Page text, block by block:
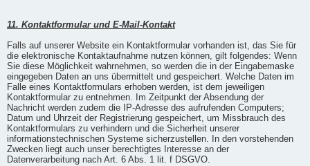
11. Kontaktformular und E-Mail-Kontakt
Falls auf unserer Website ein Kontaktformular vorhanden ist, das Sie für
die elektronische Kontaktaufnahme nutzen können, gilt folgendes: Wenn
Sie diese Möglichkeit wahrnehmen, so werden die in der Eingabemaske
eingegeben Daten an uns übermittelt und gespeichert. Welche Daten im
Falle eines Kontaktformulars erhoben werden, ist dem jeweiligen
Kontaktformular zu entnehmen. Im Zeitpunkt der Absendung der
Nachricht werden zudem die IP-Adresse des aufrufenden Computers;
Datum und Uhrzeit der Registrierung gespeichert, um Missbrauch des
Kontaktformulars zu verhindern und die Sicherheit unserer
informationstechnischen Systeme sicherzustellen. In den vorstehenden
Zwecken liegt auch unser berechtigtes Interesse an der
Datenverarbeitung nach Art. 6 Abs. 1 lit. f DSGVO.